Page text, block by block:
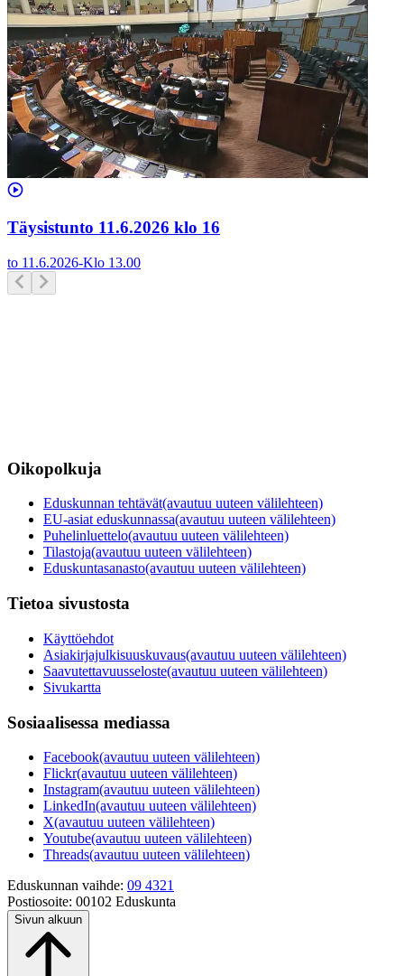
Täysistunto 11.6.2026 klo 16
to 11.6.2026-Klo 13.00
Oikopolkuja
Eduskunnan tehtävät(avautuu uuteen välilehteen)
EU-asiat eduskunnassa(avautuu uuteen välilehteen)
Puhelinluettelo(avautuu uuteen välilehteen)
Tilastoja(avautuu uuteen välilehteen)
Eduskuntasanasto(avautuu uuteen välilehteen)
Tietoa sivustosta
Käyttöehdot
Asiakirjajulkisuuskuvaus(avautuu uuteen välilehteen)
Saavutettavuusseloste(avautuu uuteen välilehteen)
Sivukartta
Sosiaalisessa mediassa
Facebook(avautuu uuteen välilehteen)
Flickr(avautuu uuteen välilehteen)
Instagram(avautuu uuteen välilehteen)
LinkedIn(avautuu uuteen välilehteen)
X(avautuu uuteen välilehteen)
Youtube(avautuu uuteen välilehteen)
Threads(avautuu uuteen välilehteen)
Eduskunnan vaihde: 09 4321
Postiosoite: 00102 Eduskunta
Sivun alkuun